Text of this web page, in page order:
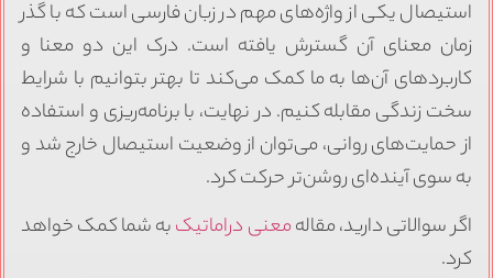
استیصال یکی از واژه‌های مهم در زبان فارسی است که با گذر
زمان معنای آن گسترش یافته است. درک این دو معنا و
کاربردهای آن‌ها به ما کمک می‌کند تا بهتر بتوانیم با شرایط
سخت زندگی مقابله کنیم. در نهایت، با برنامه‌ریزی و استفاده
از حمایت‌های روانی، می‌توان از وضعیت استیصال خارج شد و
به سوی آینده‌ای روشن‌تر حرکت کرد.
اگر سوالاتی دارید، مقالهمعنی دراماتیکبه شما کمک خواهد
کرد.